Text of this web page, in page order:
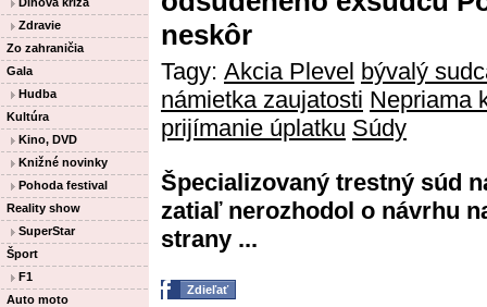
Zdravie
Zo zahraničia
Gala
Hudba
Kultúra
Kino, DVD
Knižné novinky
Pohoda festival
Reality show
SuperStar
Šport
F1
Auto moto
neskôr
Tagy: Akcia Plevel bývalý
námietka zaujatosti Nepriama
prijímanie úplatku Súdy
Špecializovaný trestný súd
zatiaľ nerozhodol o návrhu
strany ...
Zdieľať